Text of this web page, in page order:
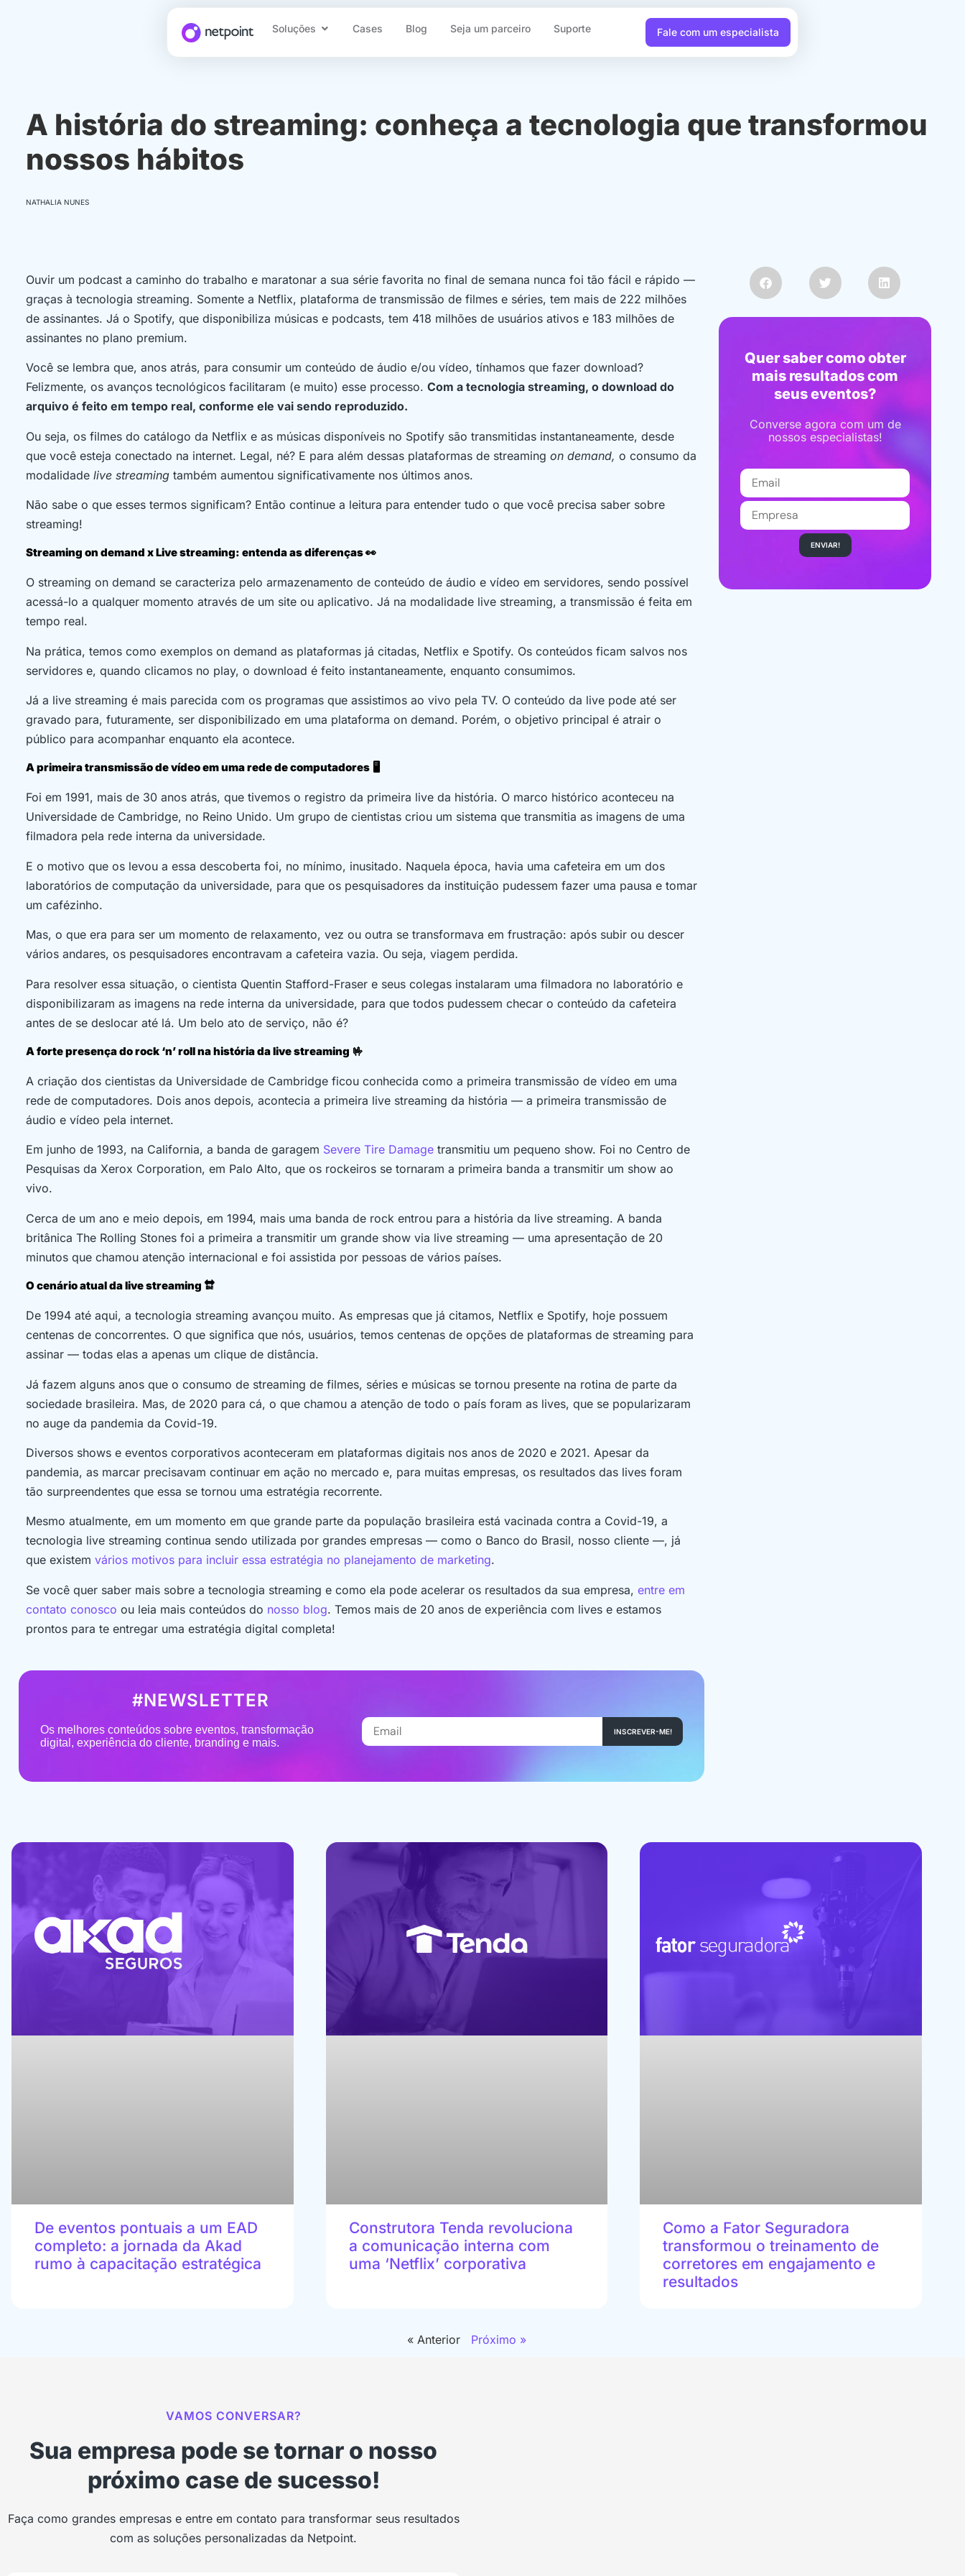
Soluções Cases Blog Seja um parceiro Suporte Fale com um especialista
A história do streaming: conheça a tecnologia que transformou
nossos hábitos
NATHALIA NUNES
Ouvir um podcast a caminho do trabalho e maratonar a sua série favorita no final de semana nunca foi tão fácil e rápido —
graças à tecnologia streaming. Somente a Netflix, plataforma de transmissão de filmes e séries, tem mais de 222 milhões
de assinantes. Já o Spotify, que disponibiliza músicas e podcasts, tem 418 milhões de usuários ativos e 183 milhões de
assinantes no plano premium.
Você se lembra que, anos atrás, para consumir um conteúdo de áudio e/ou vídeo, tínhamos que fazer download?
Felizmente, os avanços tecnológicos facilitaram (e muito) esse processo. Com a tecnologia streaming, o download do
arquivo é feito em tempo real, conforme ele vai sendo reproduzido.
Ou seja, os filmes do catálogo da Netflix e as músicas disponíveis no Spotify são transmitidas instantaneamente, desde
que você esteja conectado na internet. Legal, né? E para além dessas plataformas de streaming on demand, o consumo da
modalidade live streaming também aumentou significativamente nos últimos anos.
Não sabe o que esses termos significam? Então continue a leitura para entender tudo o que você precisa saber sobre
streaming!
Streaming on demand x Live streaming: entenda as diferenças 👀
O streaming on demand se caracteriza pelo armazenamento de conteúdo de áudio e vídeo em servidores, sendo possível
acessá-lo a qualquer momento através de um site ou aplicativo. Já na modalidade live streaming, a transmissão é feita em
tempo real.
Na prática, temos como exemplos on demand as plataformas já citadas, Netflix e Spotify. Os conteúdos ficam salvos nos
servidores e, quando clicamos no play, o download é feito instantaneamente, enquanto consumimos.
Já a live streaming é mais parecida com os programas que assistimos ao vivo pela TV. O conteúdo da live pode até ser
gravado para, futuramente, ser disponibilizado em uma plataforma on demand. Porém, o objetivo principal é atrair o
público para acompanhar enquanto ela acontece.
A primeira transmissão de vídeo em uma rede de computadores 🖥️
Foi em 1991, mais de 30 anos atrás, que tivemos o registro da primeira live da história. O marco histórico aconteceu na
Universidade de Cambridge, no Reino Unido. Um grupo de cientistas criou um sistema que transmitia as imagens de uma
filmadora pela rede interna da universidade.
E o motivo que os levou a essa descoberta foi, no mínimo, inusitado. Naquela época, havia uma cafeteira em um dos
laboratórios de computação da universidade, para que os pesquisadores da instituição pudessem fazer uma pausa e tomar
um cafézinho.
Mas, o que era para ser um momento de relaxamento, vez ou outra se transformava em frustração: após subir ou descer
vários andares, os pesquisadores encontravam a cafeteira vazia. Ou seja, viagem perdida.
Para resolver essa situação, o cientista Quentin Stafford-Fraser e seus colegas instalaram uma filmadora no laboratório e
disponibilizaram as imagens na rede interna da universidade, para que todos pudessem checar o conteúdo da cafeteira
antes de se deslocar até lá. Um belo ato de serviço, não é?
A forte presença do rock ‘n’ roll na história da live streaming 🤟
A criação dos cientistas da Universidade de Cambridge ficou conhecida como a primeira transmissão de vídeo em uma
rede de computadores. Dois anos depois, acontecia a primeira live streaming da história — a primeira transmissão de
áudio e vídeo pela internet.
Em junho de 1993, na California, a banda de garagem Severe Tire Damage transmitiu um pequeno show. Foi no Centro de
Pesquisas da Xerox Corporation, em Palo Alto, que os rockeiros se tornaram a primeira banda a transmitir um show ao
vivo.
Cerca de um ano e meio depois, em 1994, mais uma banda de rock entrou para a história da live streaming. A banda
britânica The Rolling Stones foi a primeira a transmitir um grande show via live streaming — uma apresentação de 20
minutos que chamou atenção internacional e foi assistida por pessoas de vários países.
O cenário atual da live streaming 🔛
De 1994 até aqui, a tecnologia streaming avançou muito. As empresas que já citamos, Netflix e Spotify, hoje possuem
centenas de concorrentes. O que significa que nós, usuários, temos centenas de opções de plataformas de streaming para
assinar — todas elas a apenas um clique de distância.
Já fazem alguns anos que o consumo de streaming de filmes, séries e músicas se tornou presente na rotina de parte da
sociedade brasileira. Mas, de 2020 para cá, o que chamou a atenção de todo o país foram as lives, que se popularizaram
no auge da pandemia da Covid-19.
Diversos shows e eventos corporativos aconteceram em plataformas digitais nos anos de 2020 e 2021. Apesar da
pandemia, as marcar precisavam continuar em ação no mercado e, para muitas empresas, os resultados das lives foram
tão surpreendentes que essa se tornou uma estratégia recorrente.
Mesmo atualmente, em um momento em que grande parte da população brasileira está vacinada contra a Covid-19, a
tecnologia live streaming continua sendo utilizada por grandes empresas — como o Banco do Brasil, nosso cliente —, já
que existem vários motivos para incluir essa estratégia no planejamento de marketing.
Se você quer saber mais sobre a tecnologia streaming e como ela pode acelerar os resultados da sua empresa, entre em
contato conosco ou leia mais conteúdos do nosso blog. Temos mais de 20 anos de experiência com lives e estamos
prontos para te entregar uma estratégia digital completa!
#NEWSLETTER
Os melhores conteúdos sobre eventos, transformação
digital, experiência do cliente, branding e mais.
INSCREVER-ME!
Quer saber como obter
mais resultados com
seus eventos?
Converse agora com um de
nossos especialistas!
ENVIAR!
De eventos pontuais a um EAD
completo: a jornada da Akad
rumo à capacitação estratégica
Construtora Tenda revoluciona
a comunicação interna com
uma ‘Netflix’ corporativa
Como a Fator Seguradora
transformou o treinamento de
corretores em engajamento e
resultados
« Anterior Próximo »
VAMOS CONVERSAR?
Sua empresa pode se tornar o nosso
próximo case de sucesso!
Faça como grandes empresas e entre em contato para transformar seus resultados
com as soluções personalizadas da Netpoint.